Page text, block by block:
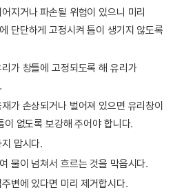
지거나 파손될 위험이 있으니 미리
단단하게 고정시켜 틈이 생기지 않도록
가 창틀에 고정되도록 해 유리가
가 손상되거나 벌어져 있으면 유리창이
이 없도록 보강해 주어야 합니다.
맙시다.
물이 넘쳐서 흐르는 것을 막읍시다.
변에 있다면 미리 제거합시다.